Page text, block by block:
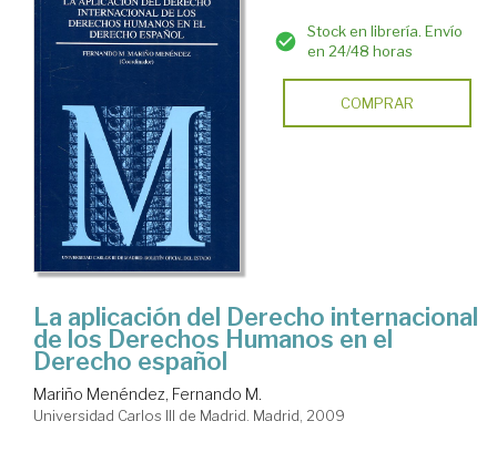
Stock en librería. Envío
en 24/48 horas
COMPRAR
La aplicación del Derecho internacional
de los Derechos Humanos en el
Derecho español
Mariño Menéndez, Fernando M.
Universidad Carlos III de Madrid. Madrid, 2009